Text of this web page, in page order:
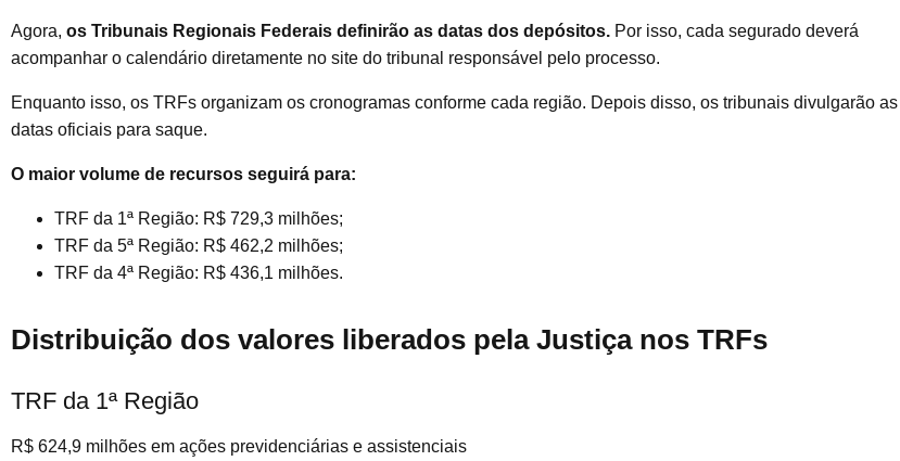
Agora, os Tribunais Regionais Federais definirão as datas dos depósitos. Por isso, cada segurado deverá
acompanhar o calendário diretamente no site do tribunal responsável pelo processo.
Enquanto isso, os TRFs organizam os cronogramas conforme cada região. Depois disso, os tribunais divulgarão as
datas oficiais para saque.
O maior volume de recursos seguirá para:
TRF da 1ª Região: R$ 729,3 milhões;
TRF da 5ª Região: R$ 462,2 milhões;
TRF da 4ª Região: R$ 436,1 milhões.
Distribuição dos valores liberados pela Justiça nos TRFs
TRF da 1ª Região
R$ 624,9 milhões em ações previdenciárias e assistenciais